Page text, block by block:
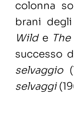
colonna
brani
Wild e
successo
selvaggio
selvaggi